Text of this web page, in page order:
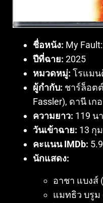
ชื่อหนัง: My
ปีที่ฉาย: 2025
หมวดหมู่: โรแมน
ผู้กำกับ: ชาร์ล็อต
Fassler), ดานี เก
ความยาว: 119 น
วันเข้าฉาย: 13 กุ
คะแนน IMDb:
นักแสดง:
อาชา แบงส์
แมทธิว บรูม